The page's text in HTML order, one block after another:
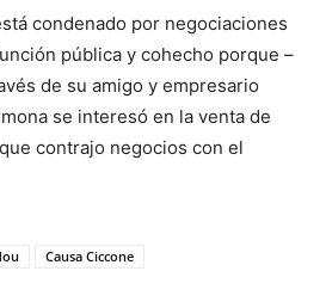
condenado por negociaciones
pública y cohecho porque –
de su amigo y empresario
se interesó en la venta de
contrajo negocios con el
Causa Ciccone